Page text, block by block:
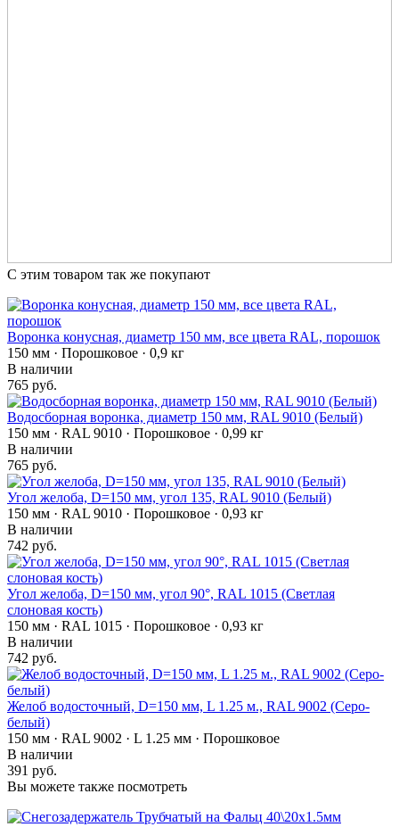
С этим товаром так же покупают
Воронка конусная, диаметр 150 мм, все цвета RAL, порошок
150 мм · Порошковое · 0,9 кг
В наличии
765 руб.
Водосборная воронка, диаметр 150 мм, RAL 9010 (Белый)
150 мм · RAL 9010 · Порошковое · 0,99 кг
В наличии
765 руб.
Угол желоба, D=150 мм, угол 135, RAL 9010 (Белый)
150 мм · RAL 9010 · Порошковое · 0,93 кг
В наличии
742 руб.
Угол желоба, D=150 мм, угол 90°, RAL 1015 (Светлая
слоновая кость)
150 мм · RAL 1015 · Порошковое · 0,93 кг
В наличии
742 руб.
Желоб водосточный, D=150 мм, L 1.25 м., RAL 9002 (Серо-
белый)
150 мм · RAL 9002 · L 1.25 мм · Порошковое
В наличии
391 руб.
Вы можете также посмотреть